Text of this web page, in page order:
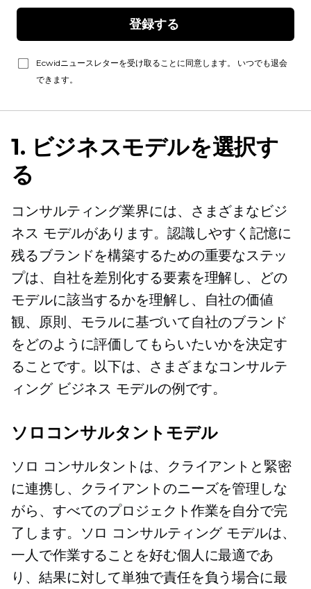
Ecwidニュースレターを受け取ることに同意します。 いつでも退会
できます。
1. ビジネスモデルを選択す
る
コンサルティング業界には、さまざまなビジ
ネス モデルがあります。認識しやすく記憶に
残るブランドを構築するための重要なステッ
プは、自社を差別化する要素を理解し、どの
モデルに該当するかを理解し、自社の価値
観、原則、モラルに基づいて自社のブランド
をどのように評価してもらいたいかを決定す
ることです。以下は、さまざまなコンサルテ
ィング ビジネス モデルの例です。
ソロコンサルタントモデル
ソロ コンサルタントは、クライアントと緊密
に連携し、クライアントのニーズを管理しな
がら、すべてのプロジェクト作業を自分で完
了します。ソロ コンサルティング モデルは、
一人で作業することを好む個人に最適であ
り、結果に対して単独で責任を負う場合に最